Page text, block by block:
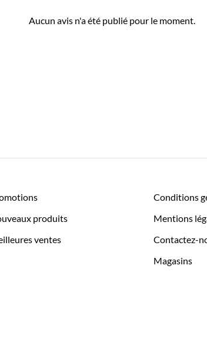
Aucun avis n'a été publié pour le moment.
produits
ventes
Conditions
Mentions
Contactez-
Magasins